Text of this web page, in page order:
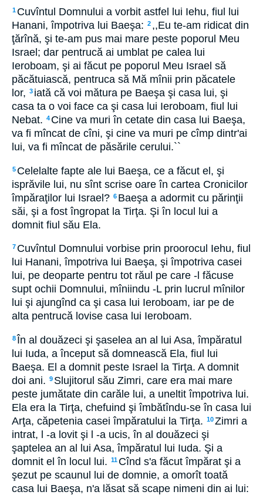
1 Cuvîntul Domnului a vorbit astfel lui Iehu, fiul lui
Hanani, împotriva lui Baeşa: 2 ,,Eu te-am ridicat din
ţărînă, şi te-am pus mai mare peste poporul Meu
Israel; dar pentrucă ai umblat pe calea lui
Ieroboam, şi ai făcut pe poporul Meu Israel să
păcătuiască, pentruca să Mă mînii prin păcatele
lor, 3 iată că voi mătura pe Baeşa şi casa lui, şi
casa ta o voi face ca şi casa lui Ieroboam, fiul lui
Nebat. 4 Cine va muri în cetate din casa lui Baeşa,
va fi mîncat de cîni, şi cine va muri pe cîmp dintr'ai
lui, va fi mîncat de păsările cerului.``
5 Celelalte fapte ale lui Baeşa, ce a făcut el, şi
isprăvile lui, nu sînt scrise oare în cartea Cronicilor
împăraţilor lui Israel? 6 Baeşa a adormit cu părinţii
săi, şi a fost îngropat la Tirţa. Şi în locul lui a
domnit fiul său Ela.
7 Cuvîntul Domnului vorbise prin proorocul Iehu, fiul
lui Hanani, împotriva lui Baeşa, şi împotriva casei
lui, pe deoparte pentru tot răul pe care -l făcuse
supt ochii Domnului, mîniindu -L prin lucrul mînilor
lui şi ajungînd ca şi casa lui Ieroboam, iar pe de
alta pentrucă lovise casa lui Ieroboam.
8În al douăzeci şi şaselea an al lui Asa, împăratul
lui Iuda, a început să domnească Ela, fiul lui
Baeşa. El a domnit peste Israel la Tirţa. A domnit
doi ani. 9 Slujitorul său Zimri, care era mai mare
peste jumătate din carăle lui, a uneltit împotriva lui.
Ela era la Tirţa, chefuind şi îmbătîndu-se în casa lui
Arţa, căpetenia casei împăratului la Tirţa. 10Zimri a
intrat, l -a lovit şi l -a ucis, în al douăzeci şi
şaptelea an al lui Asa, împăratul lui Iuda. Şi a
domnit el în locul lui. 11 Cînd s'a făcut împărat şi a
şezut pe scaunul lui de domnie, a omorît toată
casa lui Baeşa, n'a lăsat să scape nimeni din ai lui: